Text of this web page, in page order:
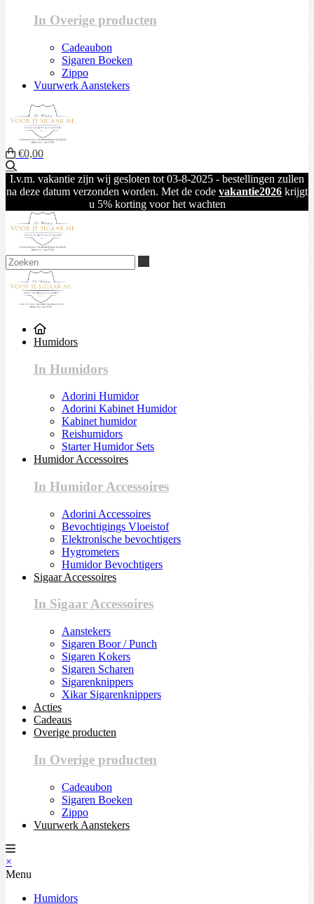
In Overige producten
Cadeaubon
Sigaren Boeken
Zippo
Vuurwerk Aanstekers
€0,00
I.v.m. vakantie zijn wij gesloten tot 03-8-2025 - bestellingen zullen
na deze datum verzonden worden. Met de code vakantie2026 krijgt
u 5% korting voor het wachten
Humidors
In Humidors
Adorini Humidor
Adorini Kabinet Humidor
Kabinet humidor
Reishumidors
Starter Humidor Sets
Humidor Accessoires
In Humidor Accessoires
Adorini Accessoires
Bevochtigings Vloeistof
Elektronische bevochtigers
Hygrometers
Humidor Bevochtigers
Sigaar Accessoires
In Sigaar Accessoires
Aanstekers
Sigaren Boor / Punch
Sigaren Kokers
Sigaren Scharen
Sigarenknippers
Xikar Sigarenknippers
Acties
Cadeaus
Overige producten
In Overige producten
Cadeaubon
Sigaren Boeken
Zippo
Vuurwerk Aanstekers
×
Menu
Humidors